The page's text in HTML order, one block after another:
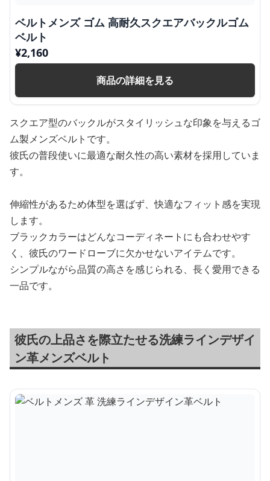
ベルトメンズ ゴム 高耐久スクエアバックルゴム
ベルト
¥2,160
商品の詳細を見る
スクエア型のバックルがスタイリッシュな印象を与えるゴ
ム製メンズベルトです。
彼氏の普段使いに最適な耐久性の高い素材を採用していま
す。
伸縮性があるため体型を選ばず、快適なフィット感を実現
します。
ブラックカラーはどんなコーディネートにも合わせやす
く、彼氏のワードローブに欠かせないアイテムです。
シンプルながら品質の高さを感じられる、長く愛用できる
一品です。
彼氏の上品さを際立たせる洗練ラインデザイ
ン革メンズベルト